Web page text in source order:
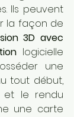
Ils peuvent
3D avec
logicielle
une
tout début,
et le rendu
une carte